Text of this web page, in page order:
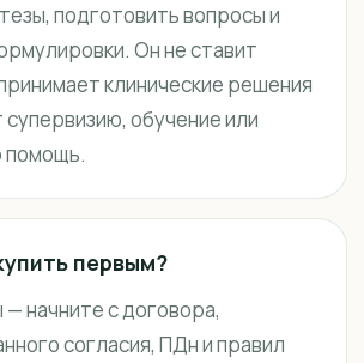
подготовить вопросы и
Он не ставит
клинические решения
супервизию, обучение или
помощь.
первым?
— начните с договора,
согласия, ПДн и правил